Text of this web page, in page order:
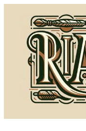
turinio